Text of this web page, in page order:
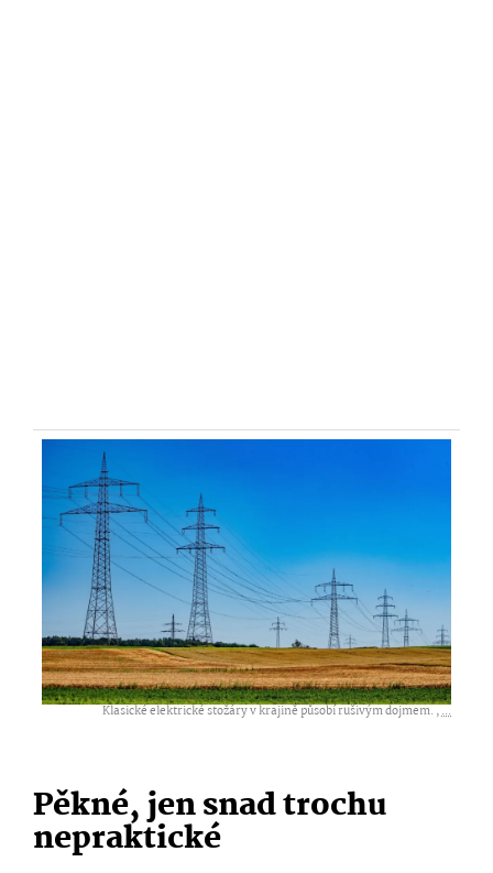
Klasické elektrické stožáry v krajině působí rušivým dojmem. ,...
Pěkné, jen snad trochu
nepraktické